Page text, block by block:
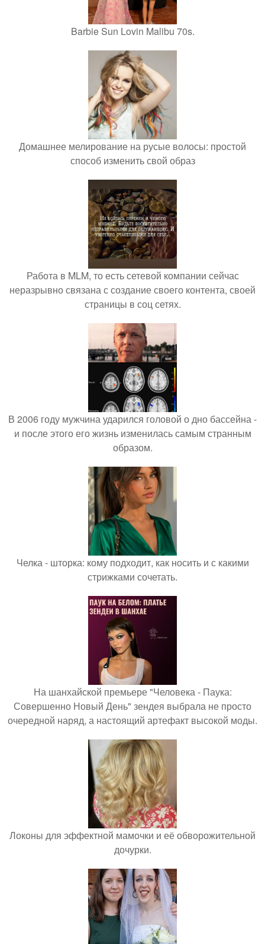
Barbie Sun Lovin Malibu 70s.
Домашнее мелирование на русые волосы: простой
способ изменить свой образ
Работа в MLM, то есть сетевой компании сейчас
неразрывно связана с создание своего контента, своей
страницы в соц сетях.
В 2006 году мужчина ударился головой о дно бассейна -
и после этого его жизнь изменилась самым странным
образом.
Челка - шторка: кому подходит, как носить и с какими
стрижками сочетать.
На шанхайской премьере "Человека - Паука:
Совершенно Новый День" зендея выбрала не просто
очередной наряд, а настоящий артефакт высокой моды.
Локоны для эффектной мамочки и её обворожительной
дочурки.